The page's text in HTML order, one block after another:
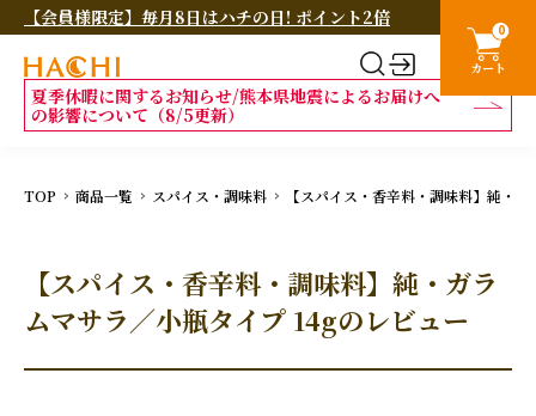
【会員様限定】毎月8日はハチの日! ポイント2倍
夏季休暇に関するお知らせ/熊本県地震によるお届けへ
の影響について（8/5更新）
0
カート
TOP 商品一覧 スパイス・調味料 【スパイス・香辛料・調味料】純・
【スパイス・香辛料・調味料】純・ガラ
ムマサラ／小瓶タイプ 14gのレビュー